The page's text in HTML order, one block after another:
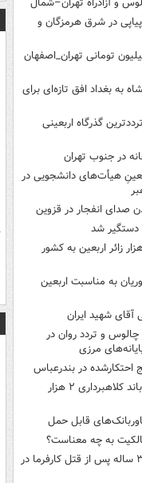
و آزادراه تهران–شمال
در شرق هرمزگان و
بلیت ۲۱ میلیون تومانی تهران_اصفهان
به بغداد افق تازه‌ای برای
گذرگاه اربعینی
در جنوب تهران
هیأت‌های دانشجویی در
صدای انفجار در قزوین
دستگیر شد
میلیون و ۳۰۰ هزار زائر اربعین به کشور
به مناسبت اربعین
شهید ایران
و تردد روان در
مرزی
دستگیری اعضای باند کلاهبرداری ۲ هزار
قابل حمل
به چه معناست؟
دستگیری کارگر ۳۶ ساله پس از قتل کارفرما در